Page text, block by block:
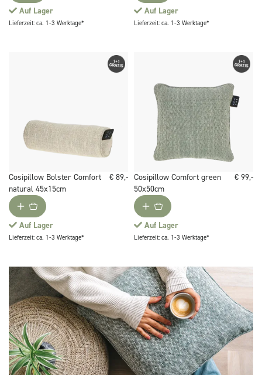
Auf Lager
Lieferzeit: ca. 1-3 Werktage*
Auf Lager
Lieferzeit: ca. 1-3 Werktage*
Cosipillow Bolster Comfort
natural 45x15cm
€ 89,-
Auf Lager
Lieferzeit: ca. 1-3 Werktage*
Cosipillow Comfort green
50x50cm
€ 99,-
Auf Lager
Lieferzeit: ca. 1-3 Werktage*